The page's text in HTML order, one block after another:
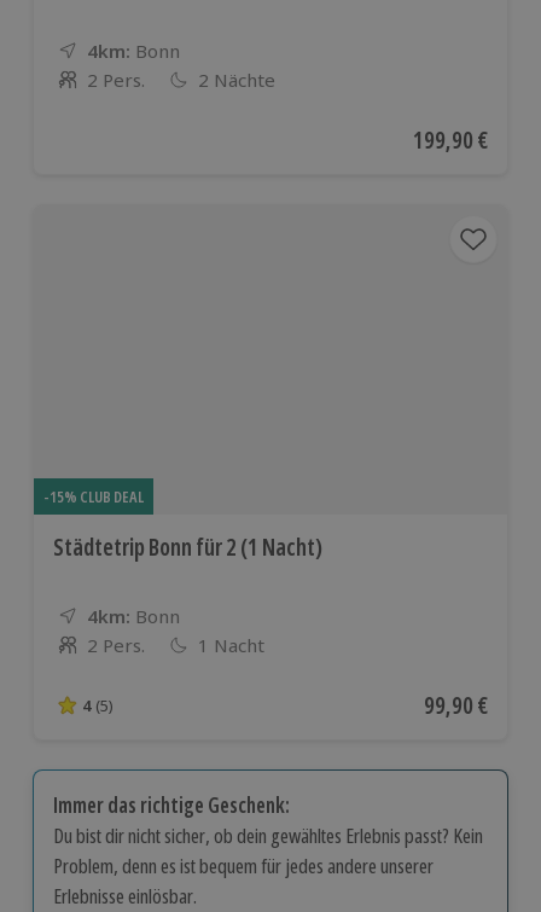
4km: Entfernung
Standort
Bonn
Anzahl der Teilnehmer
2 Pers. 2 Nächte
Aktueller Preis
199,90 €
-15% CLUB DEAL
Städtetrip Bonn für 2 (1 Nacht)
4km: Entfernung
Standort
Bonn
Anzahl der Teilnehmer
2 Pers. 1 Nacht
4 von 5 Sternen basierend auf 5 Bewertungen
4 (5) Aktueller
99,90 €
Immer das richtige Geschenk:
Du bist dir nicht sicher, ob dein gewähltes Erlebnis passt? Kein
Problem, denn es ist bequem für jedes andere unserer
Erlebnisse einlösbar.